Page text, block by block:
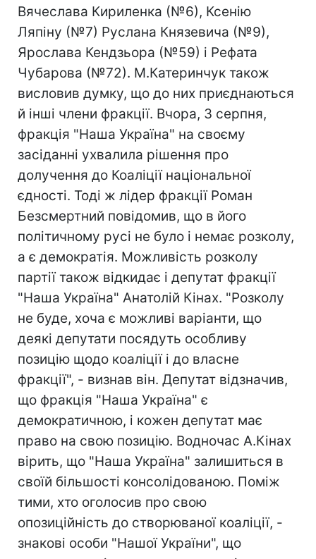
Вячеслава Кириленка (№6), Ксенію
Ляпіну (№7) Руслана Князевича (№9),
Ярослава Кендзьора (№59) і Рефата
Чубарова (№72). М.Катеринчук також
висловив думку, що до них приєднаються
й інші члени фракції. Вчора, 3 серпня,
фракція "Наша Україна" на своєму
засіданні ухвалила рішення про
долучення до Коаліції національної
єдності. Тоді ж лідер фракції Роман
Безсмертний повідомив, що в його
політичному русі не було і немає розколу,
а є демократія. Можливість розколу
партії також відкидає і депутат фракції
"Наша Україна" Анатолій Кінах. "Розколу
не буде, хоча є можливі варіанти, що
деякі депутати посядуть особливу
позицію щодо коаліції і до власне
фракції", - визнав він. Депутат відзначив,
що фракція "Наша Україна" є
демократичною, і кожен депутат має
право на свою позицію. Водночас А.Кінах
вірить, що "Наша Україна" залишиться в
своїй більшості консолідованою. Поміж
тими, хто оголосив про свою
опозиційність до створюваної коаліції, -
знакові особи "Нашої України", що